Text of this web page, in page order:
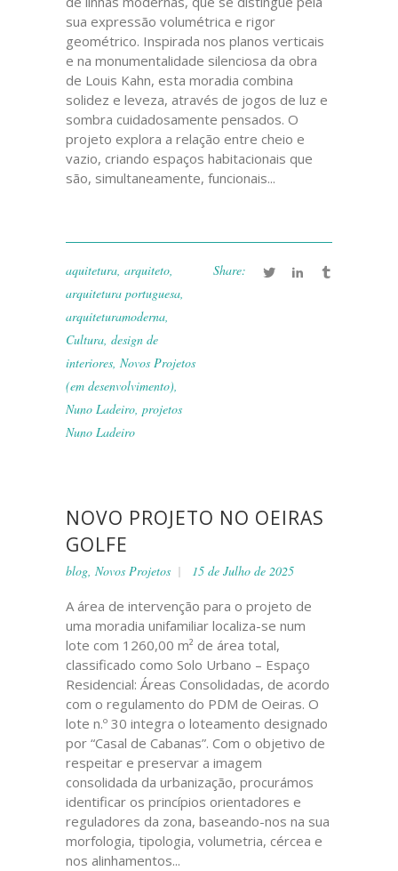
sua expressão volumétrica e rigor
geométrico. Inspirada nos planos verticais
e na monumentalidade silenciosa da obra
de Louis Kahn, esta moradia combina
solidez e leveza, através de jogos de luz e
sombra cuidadosamente pensados. O
projeto explora a relação entre cheio e
vazio, criando espaços habitacionais que
são, simultaneamente, funcionais...
aquitetura, arquiteto,
arquitetura portuguesa,
arquiteturamoderna,
Cultura, design de
interiores, Novos Projetos
(em desenvolvimento),
Nuno Ladeiro, projetos
Nuno Ladeiro
Share:
NOVO PROJETO NO OEIRAS
GOLFE
blog, Novos Projetos 15 de Julho de 2025
A área de intervenção para o projeto de
uma moradia unifamiliar localiza-se num
lote com 1260,00 m² de área total,
classificado como Solo Urbano – Espaço
Residencial: Áreas Consolidadas, de acordo
com o regulamento do PDM de Oeiras. O
lote n.º 30 integra o loteamento designado
por “Casal de Cabanas”. Com o objetivo de
respeitar e preservar a imagem
consolidada da urbanização, procurámos
identificar os princípios orientadores e
reguladores da zona, baseando-nos na sua
morfologia, tipologia, volumetria, cércea e
nos alinhamentos...